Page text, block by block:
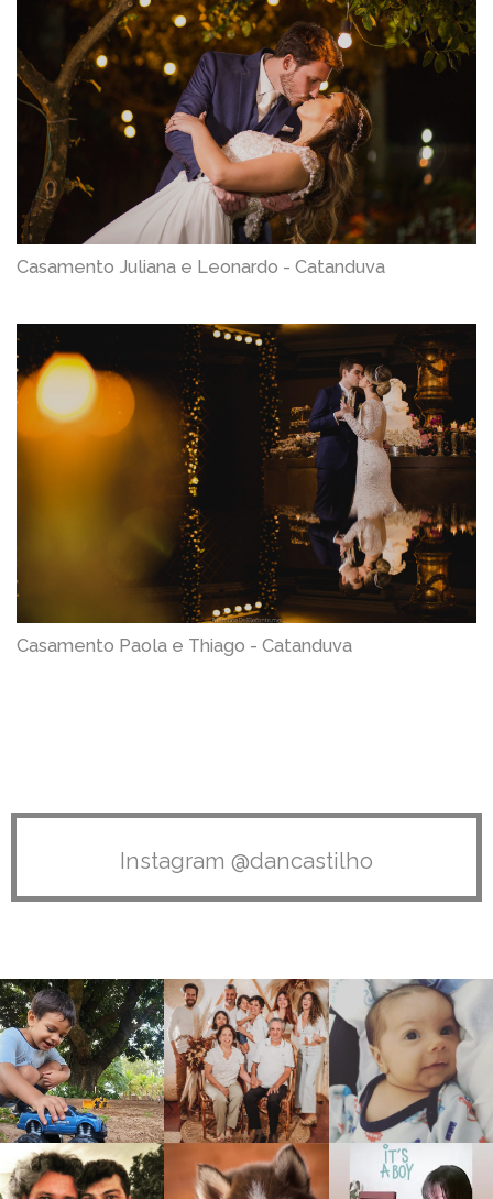
Casamento Juliana e Leonardo - Catanduva
Casamento Paola e Thiago - Catanduva
Instagram @dancastilho